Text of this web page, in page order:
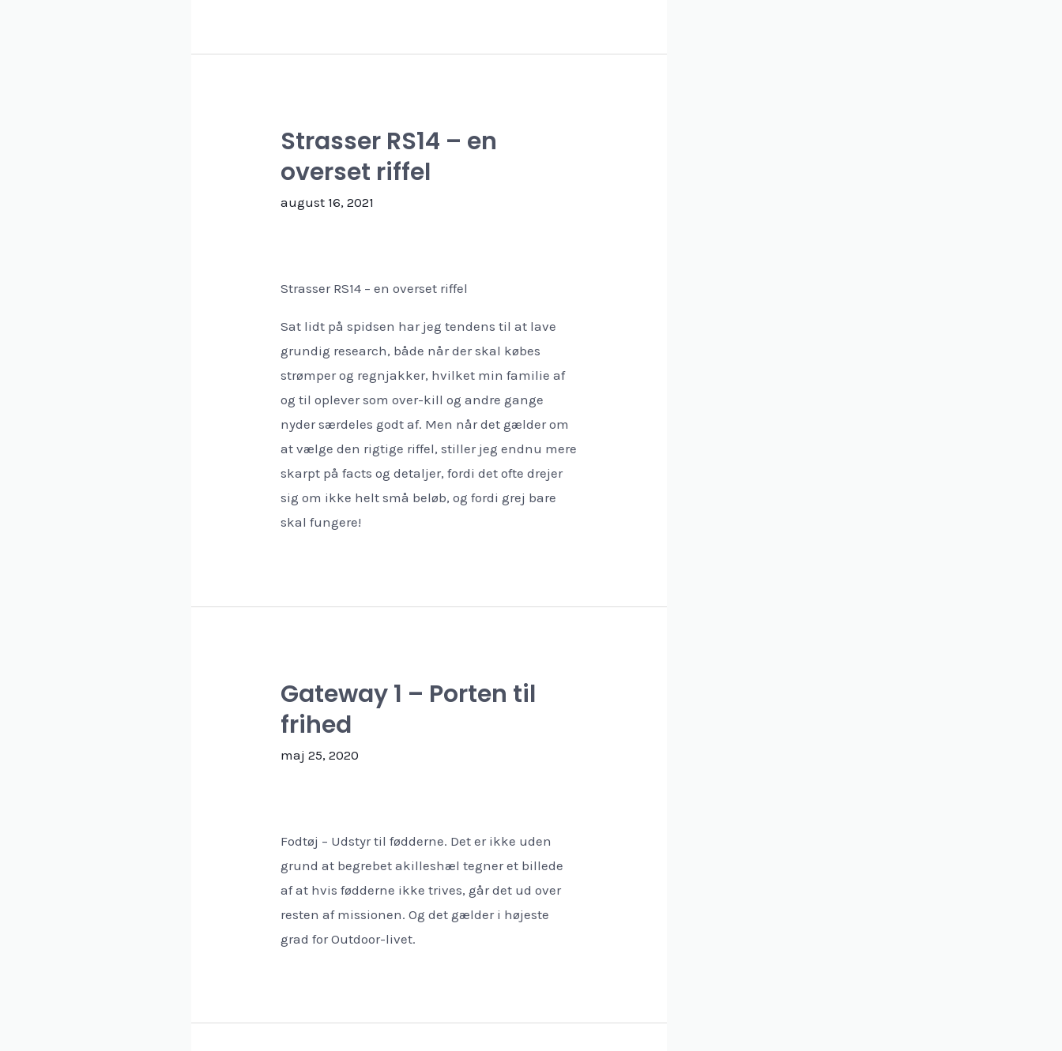
Strasser RS14 – en
overset riffel
august 16, 2021
Strasser RS14 – en overset riffel
Sat lidt på spidsen har jeg tendens til at lave
grundig research, både når der skal købes
strømper og regnjakker, hvilket min familie af
og til oplever som over-kill og andre gange
nyder særdeles godt af. Men når det gælder om
at vælge den rigtige riffel, stiller jeg endnu mere
skarpt på facts og detaljer, fordi det ofte drejer
sig om ikke helt små beløb, og fordi grej bare
skal fungere!
Gateway 1 – Porten til
frihed
maj 25, 2020
Fodtøj – Udstyr til fødderne. Det er ikke uden
grund at begrebet akilleshæl tegner et billede
af at hvis fødderne ikke trives, går det ud over
resten af missionen. Og det gælder i højeste
grad for Outdoor-livet.